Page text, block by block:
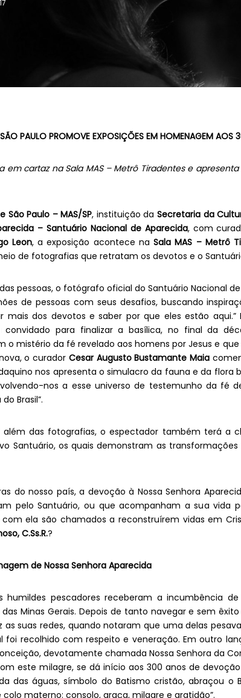
PAULO PROMOVE EXPOSIÇÕES EM HOMENAGEM
em cartaz na Sala MAS – Metrô Tiradentes e
São Paulo – MAS/SP, instituição daSecretaria da
– Santuário Nacional de Aparecida, com
Leon, a exposição acontece naSala MAS – Metrô
de fotografias que retratam os devotos e o
pessoas, o fotógrafo oficial do Santuário Nacional
de pessoas com seus desafios, buscando
mais dos devotos e saber por que eles estão
convidado para finalizar a basílica, no final da
mistério da fé revelado aos homens por Jesus e
o curador Cesar Augusto Bustamante Maia
nos apresenta o simulacro da fauna e da flora
nos a esse universo de testemunho da
Brasil”.
além das fotografias, o espectador também terá a
Santuário, os quais demonstram as
do nosso país, a devoção à Nossa Senhora
pelo Santuário, ou que acompanham a sua
com ela são chamados a reconstruírem vidas em
C.Ss.R.?
de Nossa Senhora Aparecida
humildes pescadores receberam a incumbência
Minas Gerais. Depois de tanto navegar e sem
suas redes, quando notaram que uma delas
foi recolhido com respeito e veneração. Em outro
devotamente chamada Nossa Senhora da
este milagre, se dá início aos 300 anos de
das águas, símbolo do Batismo cristão, abraçou
materno: consolo, graça, milagre e gratidão”.